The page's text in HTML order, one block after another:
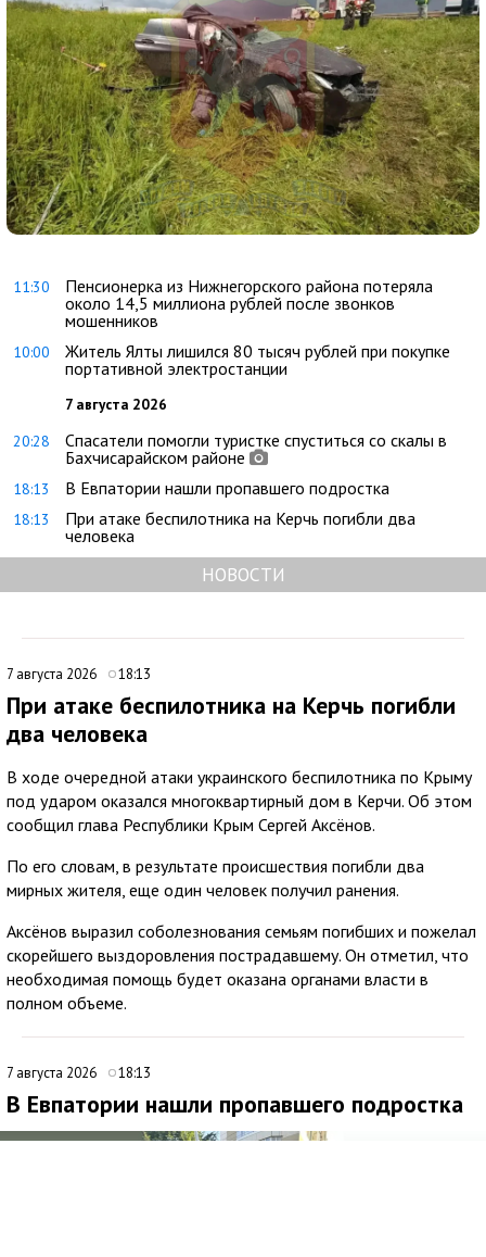
11:30
Пенсионерка из Нижнегорского района потеряла
около 14,5 миллиона рублей после звонков
мошенников
10:00
Житель Ялты лишился 80 тысяч рублей при покупке
портативной электростанции
7 августа 2026
20:28
Спасатели помогли туристке спуститься со скалы в
Бахчисарайском районе
18:13 В Евпатории нашли пропавшего подростка
18:13
При атаке беспилотника на Керчь погибли два
человека
НОВОСТИ
7 августа 2026 18:13
При атаке беспилотника на Керчь погибли
два человека
В ходе очередной атаки украинского беспилотника по Крыму
под ударом оказался многоквартирный дом в Керчи. Об этом
сообщил глава Республики Крым Сергей Аксёнов.
По его словам, в результате происшествия погибли два
мирных жителя, еще один человек получил ранения.
Аксёнов выразил соболезнования семьям погибших и пожелал
скорейшего выздоровления пострадавшему. Он отметил, что
необходимая помощь будет оказана органами власти в
полном объеме.
7 августа 2026 18:13
В Евпатории нашли пропавшего подростка